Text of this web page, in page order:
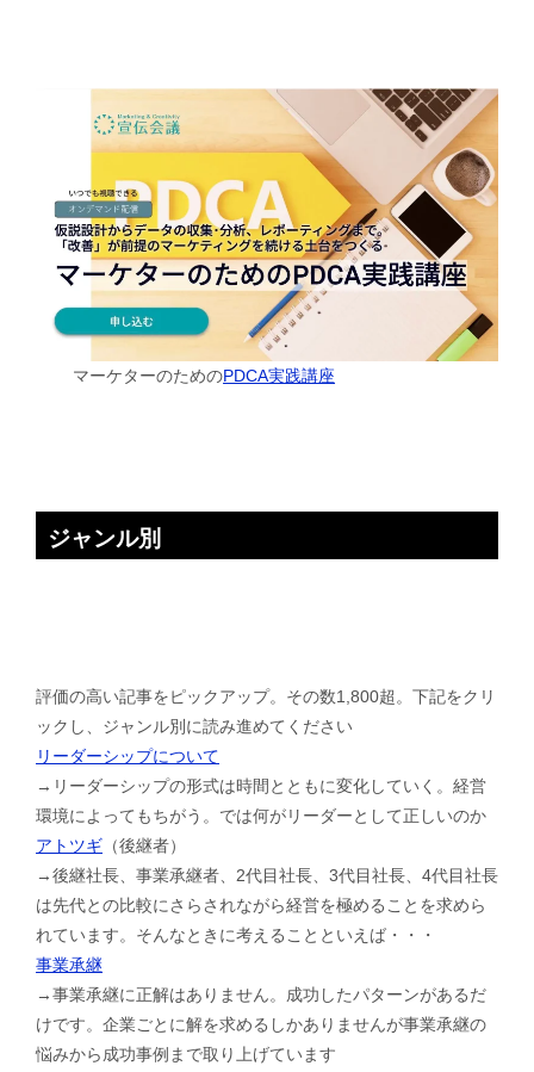
マーケターのためのPDCA実践講座
ジャンル別
評価の高い記事をピックアップ。その数1,800超。下記をクリ
ックし、ジャンル別に読み進めてください
リーダーシップについて
→リーダーシップの形式は時間とともに変化していく。経営
環境によってもちがう。では何がリーダーとして正しいのか
アトツギ （後継者）
→後継社長、事業承継者、2代目社長、3代目社長、4代目社長
は先代との比較にさらされながら経営を極めることを求めら
れています。そんなときに考えることといえば・・・
事業承継
→事業承継に正解はありません。成功したパターンがあるだ
けです。企業ごとに解を求めるしかありませんが事業承継の
悩みから成功事例まで取り上げています